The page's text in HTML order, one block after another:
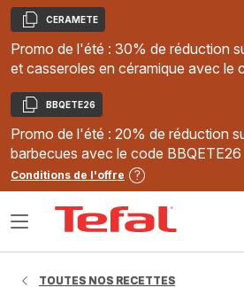
Copier
CERAMETE
Promo de l'été : 30% de réduction
et casseroles en céramique avec le
Copier
BBQETE26
Promo de l'été : 20% de réduction
barbecues avec le code BBQETE26
Conditions de l'offre
Ouvrir
TOUTES NOS RECETTES